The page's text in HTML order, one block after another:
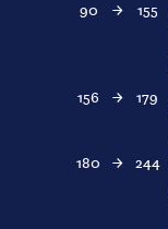
90 → 155
156
→ 179
180 → 244